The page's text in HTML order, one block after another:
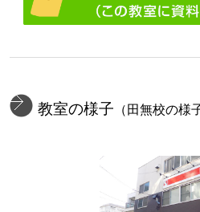
教室の様子 （田無校の様